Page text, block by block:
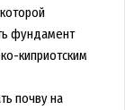
фундамент
киприотским
почву на